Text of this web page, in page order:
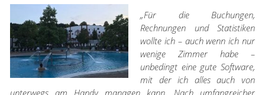
„Für die Buchungen,
Rechnungen und Statistiken
wollte ich – auch wenn ich nur
wenige Zimmer habe –
unbedingt eine gute Software,
mit der ich alles auch von
unterwegs am Handy managen kann. Nach umfangreicher